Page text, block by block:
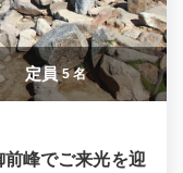
定員 5 名
峰でご来光を迎